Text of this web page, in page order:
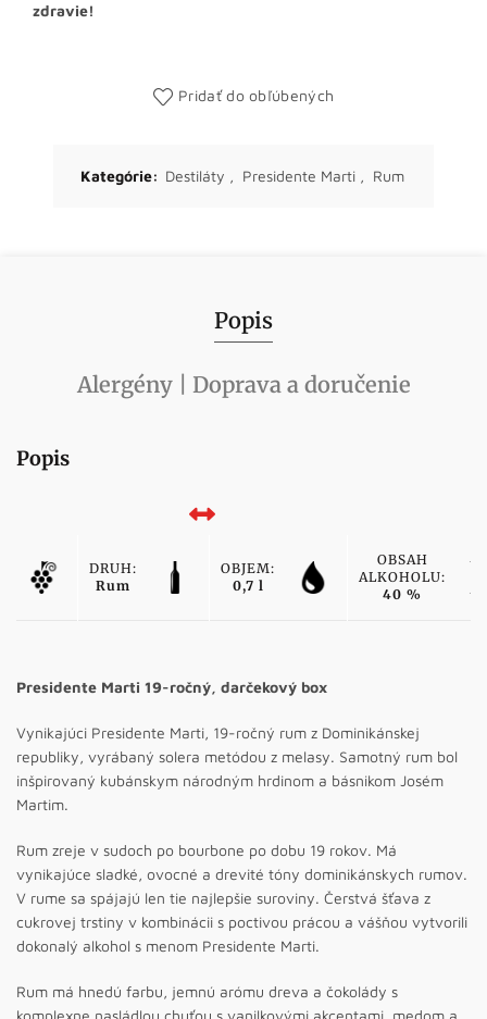
zdravie!
Pridať do obľúbených
Kategórie: Destiláty , Presidente Marti , Rum
Popis
Alergény | Doprava a doručenie
Popis
DRUH:
Rum
OBJEM:
0,7 l
OBSAH
ALKOHOLU:
40 %
Presidente Marti 19-ročný, darčekový box
Vynikajúci Presidente Marti, 19-ročný rum z Dominikánskej
republiky, vyrábaný solera metódou z melasy. Samotný rum bol
inšpirovaný kubánskym národným hrdinom a básnikom Josém
Martim.
Rum zreje v sudoch po bourbone po dobu 19 rokov. Má
vynikajúce sladké, ovocné a drevité tóny dominikánskych rumov.
V rume sa spájajú len tie najlepšie suroviny. Čerstvá šťava z
cukrovej trstiny v kombinácii s poctivou prácou a vášňou vytvorili
dokonalý alkohol s menom Presidente Marti.
Rum má hnedú farbu, jemnú arómu dreva a čokolády s
komplexne nasládlou chuťou s vanilkovými akcentami, medom a